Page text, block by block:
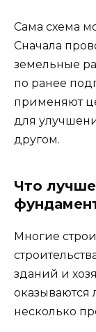
Сама схема
Сначала
земельные
по ранее
применяют
для
другом.
Что
Многие
зданий и
несколько